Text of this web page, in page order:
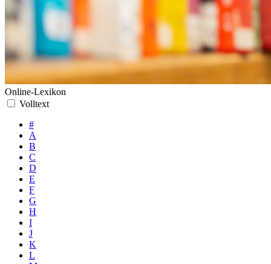
Online-Lexikon
Volltext
#
A
B
C
D
E
F
G
H
I
J
K
L